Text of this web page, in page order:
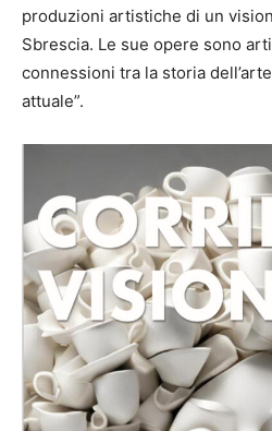
produzioni artistiche di un
Sbrescia. Le sue opere sono
connessioni tra la storia
attuale”.